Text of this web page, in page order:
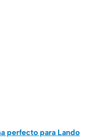
perfecto para Lando